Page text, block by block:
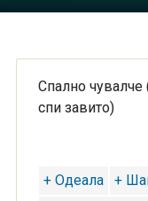
Спално чувалче
спи завито)
+ Одеала +